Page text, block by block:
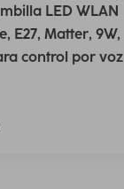
LED WLAN
E27, Matter, 9W,
control por voz